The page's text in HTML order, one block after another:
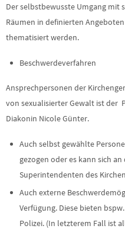
Der selbstbewusste Umgang
Räumen in definierten
thematisiert werden.
Beschwerdeverfahren
Ansprechpersonen der
von sexualisierter Gewalt ist der
Diakonin Nicole Günter.
Auch selbst gewählte
gezogen oder es kann sich
Superintendenten des
Auch externe
Verfügung. Diese bieten
Polizei. (In letzterem Fall ist